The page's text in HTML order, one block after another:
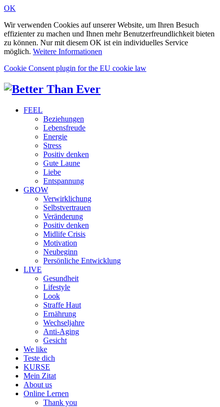
OK
Wir verwenden Cookies auf unserer Website, um Ihren Besuch
effizienter zu machen und Ihnen mehr Benutzerfreundlichkeit bieten
zu können. Nur mit diesem OK ist ein individuelles Service
möglich. Weitere Informationen
Cookie Consent plugin for the EU cookie law
FEEL
Beziehungen
Lebensfreude
Energie
Stress
Positiv denken
Gute Laune
Liebe
Entspannung
GROW
Verwirklichung
Selbstvertrauen
Veränderung
Positiv denken
Midlife Crisis
Motivation
Neubeginn
Persönliche Entwicklung
LIVE
Gesundheit
Lifestyle
Look
Straffe Haut
Ernährung
Wechseljahre
Anti-Aging
Gesicht
We like
Teste dich
KURSE
Mein Zitat
About us
Online Lernen
Thank you